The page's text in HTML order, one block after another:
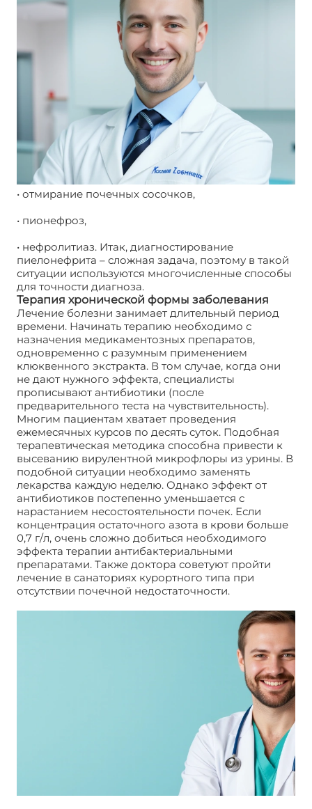
• отмирание почечных сосочков,
• пионефроз,
• нефролитиаз. Итак, диагностирование
пиелонефрита – сложная задача, поэтому в такой
ситуации используются многочисленные способы
для точности диагноза.
Терапия хронической формы заболевания
Лечение болезни занимает длительный период
времени. Начинать терапию необходимо с
назначения медикаментозных препаратов,
одновременно с разумным применением
клюквенного экстракта. В том случае, когда они
не дают нужного эффекта, специалисты
прописывают антибиотики (после
предварительного теста на чувствительность).
Многим пациентам хватает проведения
ежемесячных курсов по десять суток. Подобная
терапевтическая методика способна привести к
высеванию вирулентной микрофлоры из урины. В
подобной ситуации необходимо заменять
лекарства каждую неделю. Однако эффект от
антибиотиков постепенно уменьшается с
нарастанием несостоятельности почек. Если
концентрация остаточного азота в крови больше
0,7 г/л, очень сложно добиться необходимого
эффекта терапии антибактериальными
препаратами. Также доктора советуют пройти
лечение в санаториях курортного типа при
отсутствии почечной недостаточности.